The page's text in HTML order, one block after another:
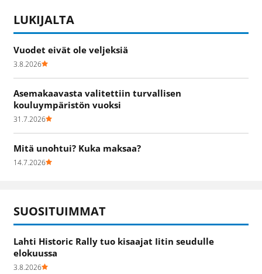
LUKIJALTA
Vuodet eivät ole veljeksiä
3.8.2026
Asemakaavasta valitettiin turvallisen
kouluympäristön vuoksi
31.7.2026
Mitä unohtui? Kuka maksaa?
14.7.2026
SUOSITUIMMAT
Lahti Historic Rally tuo kisaajat Iitin seudulle
elokuussa
3.8.2026